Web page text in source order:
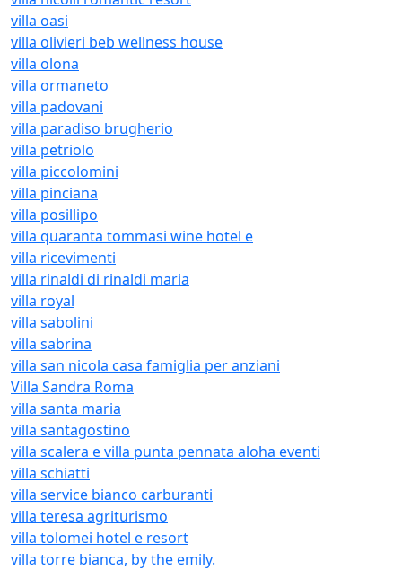
villa oasi
villa olivieri beb wellness house
villa olona
villa ormaneto
villa padovani
villa paradiso brugherio
villa petriolo
villa piccolomini
villa pinciana
villa posillipo
villa quaranta tommasi wine hotel e
villa ricevimenti
villa rinaldi di rinaldi maria
villa royal
villa sabolini
villa sabrina
villa san nicola casa famiglia per anziani
Villa Sandra Roma
villa santa maria
villa santagostino
villa scalera e villa punta pennata aloha eventi
villa schiatti
villa service bianco carburanti
villa teresa agriturismo
villa tolomei hotel e resort
villa torre bianca, by the emily.